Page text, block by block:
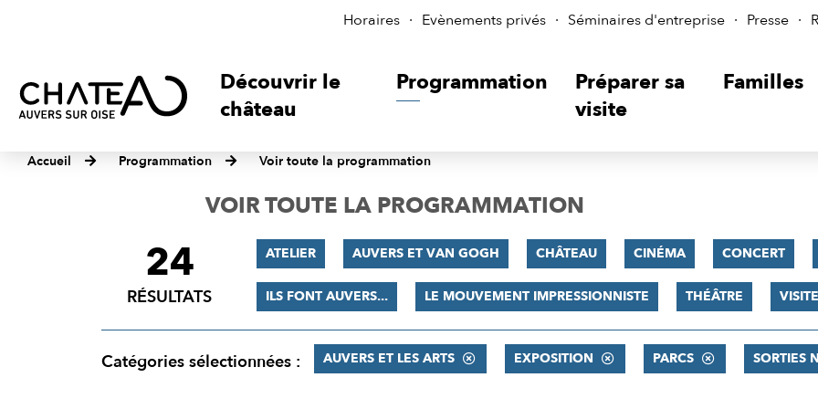
Horaires Evènements privés Séminaires d'entreprise Presse
Découvrir le
château
Programmation
Préparer sa
visite
Familles
Accueil Programmation Voir toute la programmation
VOIR TOUTE LA PROGRAMMATION
FILTRER
RÉSULTATS
24
RÉSULTATS
ATELIER AUVERS ET VAN GOGH CHÂTEAU CINÉMA CONCERT
ILS FONT AUVERS... LE MOUVEMENT IMPRESSIONNISTE THÉÂTRE
Catégories sélectionnées : AUVERS ET LES ARTS EXPOSITION PARCS SORTIES